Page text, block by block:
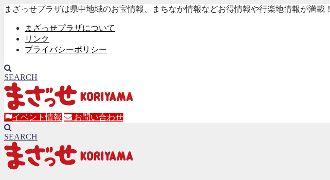
まざっせプラザは県中地域のお宝情報、まちなか情報などお得情報や行楽地情報が満載！
まざっせプラザについて
リンク
プライバシーポリシー
SEARCH
イベント情報 お問い合わせ
SEARCH